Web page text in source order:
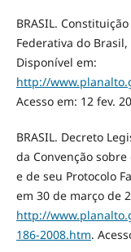
BRASIL.
Federativa do
Disponível em:
http://
Acesso em: 12 fev.
BRASIL. Decreto
da Convenção
e de seu Protocolo
em 30 de março de
http://
186-2008.htm.